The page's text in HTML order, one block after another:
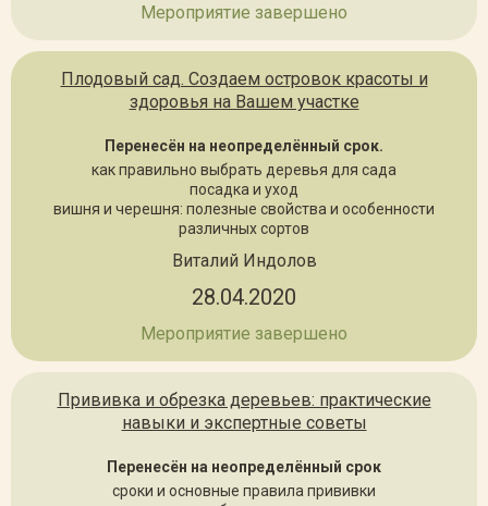
Мероприятие завершено
Плодовый сад. Создаем островок красоты и
здоровья на Вашем участке
Перенесён на неопределённый срок.
как правильно выбрать деревья для сада
посадка и уход
вишня и черешня: полезные свойства и особенности
различных сортов
Виталий Индолов
28.04.2020
Мероприятие завершено
Прививка и обрезка деревьев: практические
навыки и экспертные советы
Перенесён на неопределённый срок
сроки и основные правила прививки